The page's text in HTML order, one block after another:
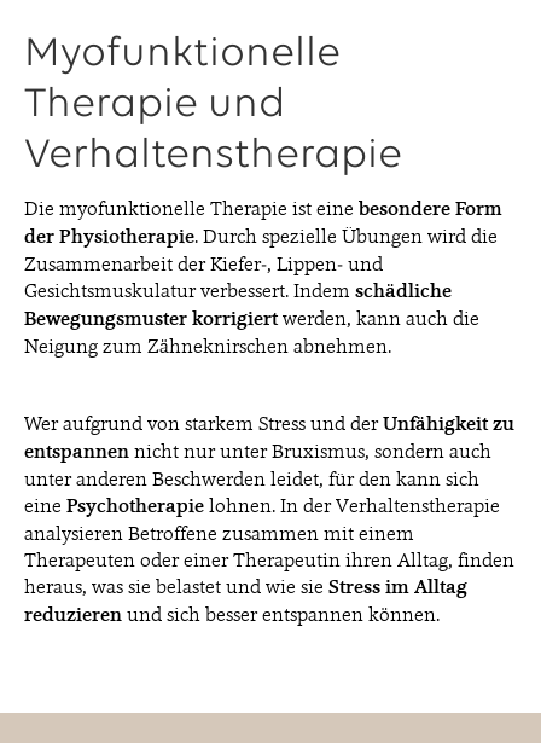
Myofunktionelle
Therapie und
Verhaltenstherapie
Die myofunktionelle Therapie ist eine besondere Form
der Physiotherapie. Durch spezielle Übungen wird die
Zusammenarbeit der Kiefer-, Lippen- und
Gesichtsmuskulatur verbessert. Indem schädliche
Bewegungsmuster korrigiertwerden, kann auch die
Neigung zum Zähneknirschen abnehmen.
Wer aufgrund von starkem Stress und derUnfähigkeit zu
entspannen nicht nur unter Bruxismus, sondern auch
unter anderen Beschwerden leidet, für den kann sich
eine Psychotherapie lohnen. In der Verhaltenstherapie
analysieren Betroffene zusammen mit einem
Therapeuten oder einer Therapeutin ihren Alltag, finden
heraus, was sie belastet und wie sie Stress im Alltag
reduzieren und sich besser entspannen können.